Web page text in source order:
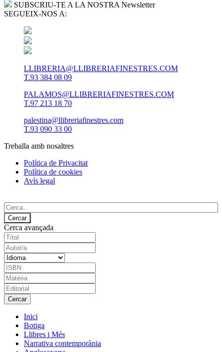
SUBSCRIU-TE A LA NOSTRA Newsletter
SEGUEIX-NOS A:
LLIBRERIA@LLIBRERIAFINESTRES.COM
T.93 384 08 09
PALAMOS@LLIBRERIAFINESTRES.COM
T.97 213 18 70
palestina@llibreriafinestres.com
T.93 090 33 00
Treballa amb nosaltres
Política de Privacitat
Política de cookies
Avís legal
Cerca avançada
Inici
Botiga
Llibres i Més
Narrativa contemporània